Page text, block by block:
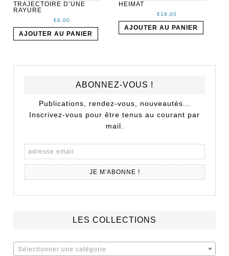
TRAJECTOIRE D’UNE
RAYURE
€8,00
AJOUTER AU PANIER
HEIMAT
€18,00
AJOUTER AU PANIER
ABONNEZ-VOUS !
Publications, rendez-vous, nouveautés...
Inscrivez-vous pour être tenus au courant par
mail.
LES COLLECTIONS
Sélectionner une catégorie